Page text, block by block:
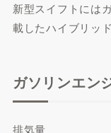
新型スイフトには
載したハイブリッ
ガソリンエン
排気量